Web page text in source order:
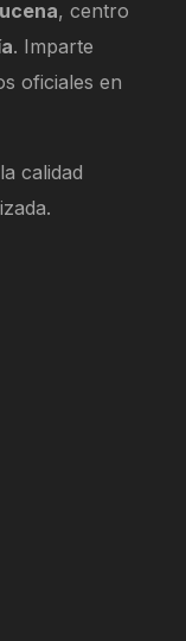
, centro
. Imparte
oficiales en
calidad